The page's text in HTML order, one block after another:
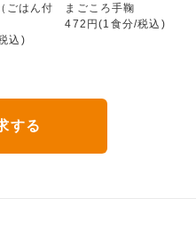
ごはん付
込)
まごころ手鞠
472円(1食分/税込)
する